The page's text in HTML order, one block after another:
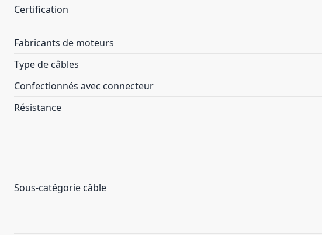
Certification
Fabricants de moteurs
Type de câbles
Confectionnés avec connecteur
Résistance
Sous-catégorie câble